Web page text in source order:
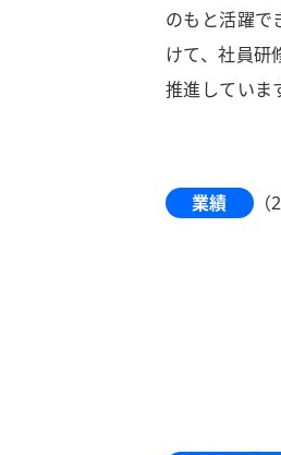
のもと活躍で
けて、社員研
推進していま
業績 （